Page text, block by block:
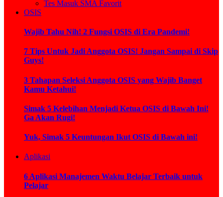
Tes Masuk SMA Favorit
OSIS
Wajib Tahu Nih! 2 Fungsi OSIS di Era Pandemi!
7 Tips Untuk Jadi Anggota OSIS! Jangan Sampai di Skip
Guys!
3 Tahapan Seleksi Anggota OSIS yang Wajib Banget
Kamu Ketahui!
Simak 5 Kelebihan Menjadi Ketua OSIS di Bawah Ini!
Ga Akan Rugi!
Yuk, Simak 5 Keuntungan Ikut OSIS di Bawah ini!
Aplikasi
6 Aplikasi Manajemen Waktu Belajar Terbaik untuk
Pelajar